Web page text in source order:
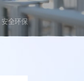
安全环保